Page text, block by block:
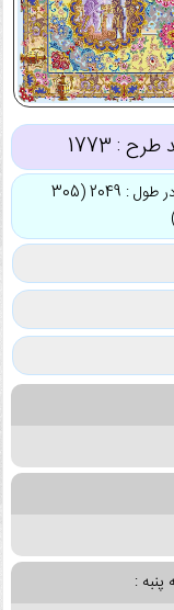
طرح : 1773
تعداد لای در طول : 2049 (305
: